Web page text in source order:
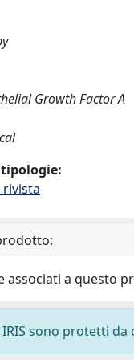
Growth Factor A
rivista
associati a questo
sono protetti